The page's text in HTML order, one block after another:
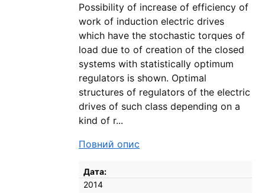
Possibility of increase of efficiency of
work of induction electric drives
which have the stochastic torques of
load due to of creation of the closed
systems with statistically optimum
regulators is shown. Optimal
structures of regulators of the electric
drives of such class depending on a
kind of r...
Повний опис
Бібліографічні деталі
Дата:
2014